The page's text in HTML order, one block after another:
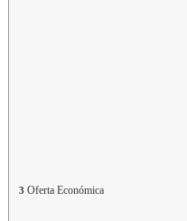
3 Oferta Económica